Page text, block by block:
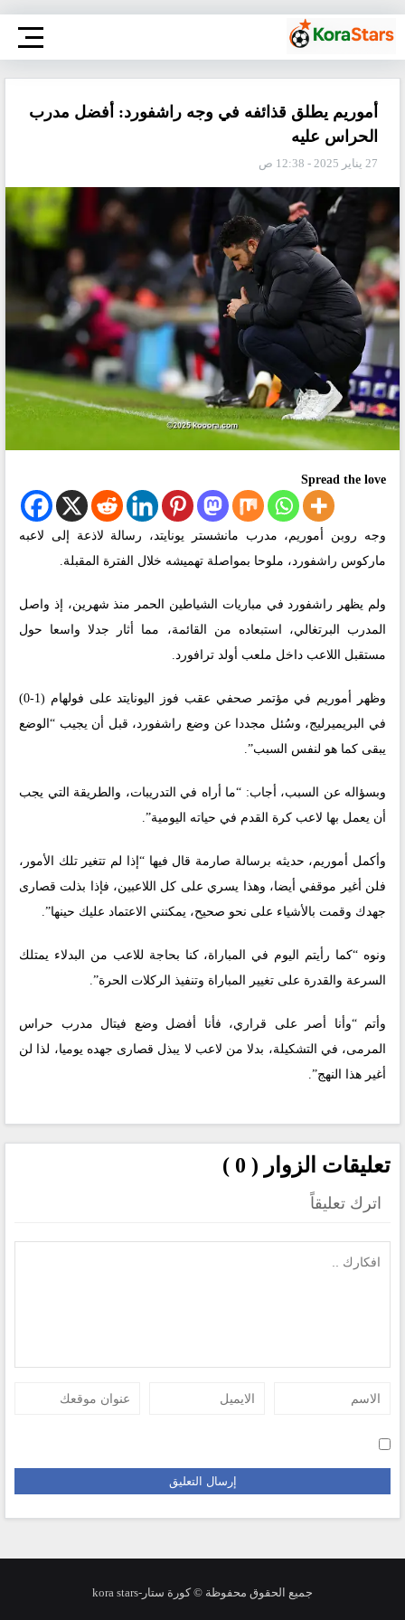
أموريم يطلق قذائفه في وجه راشفورد: أفضل مدرب
الحراس عليه
27 يناير 2025 - 12:38 ص
Spread the love
وجه روبن أموريم، مدرب مانشستر يونايتد، رسالة لاذعة إلى لاعبه
ماركوس راشفورد، ملوحا بمواصلة تهميشه خلال الفترة المقبلة.
ولم يظهر راشفورد في مباريات الشياطين الحمر منذ شهرين، إذ واصل
المدرب البرتغالي، استبعاده من القائمة، مما أثار جدلا واسعا حول
مستقبل اللاعب داخل ملعب أولد ترافورد.
وظهر أموريم في مؤتمر صحفي عقب فوز اليونايتد على فولهام (1-0)
في البريميرليج، وسُئل مجددا عن وضع راشفورد، قبل أن يجيب “الوضع
يبقى كما هو لنفس السبب”.
وبسؤاله عن السبب، أجاب: “ما أراه في التدريبات، والطريقة التي يجب
أن يعمل بها لاعب كرة القدم في حياته اليومية”.
وأكمل أموريم، حديثه برسالة صارمة قال فيها “إذا لم تتغير تلك الأمور،
فلن أغير موقفي أيضا، وهذا يسري على كل اللاعبين، فإذا بذلت قصارى
جهدك وقمت بالأشياء على نحو صحيح، يمكنني الاعتماد عليك حينها”.
ونوه “كما رأيتم اليوم في المباراة، كنا بحاجة للاعب من البدلاء يمتلك
السرعة والقدرة على تغيير المباراة وتنفيذ الركلات الحرة”.
وأتم “وأنا أصر على قراري، فأنا أفضل وضع فيتال مدرب حراس
المرمى، في التشكيلة، بدلا من لاعب لا يبذل قصارى جهده يوميا، لذا لن
أغير هذا النهج”.
تعليقات الزوار ( 0 )
اترك تعليقاً
جميع الحقوق محفوظة © كورة ستار-kora stars